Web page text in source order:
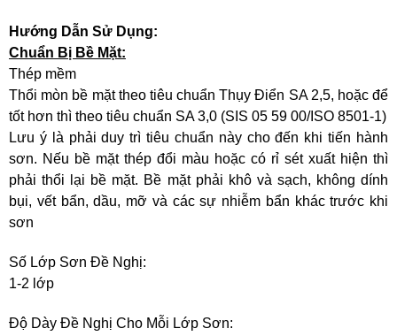
Hướng Dẫn Sử Dụng:
Chuẩn Bị Bề Mặt:
Thép mềm
Thổi mòn bề mặt theo tiêu chuẩn Thụy Điển SA 2,5, hoặc để
tốt hơn thì theo tiêu chuẩn SA 3,0 (SIS 05 59 00/ISO 8501-1)
Lưu ý là phải duy trì tiêu chuẩn này cho đến khi tiến hành
sơn. Nếu bề mặt thép đổi màu hoặc có rỉ sét xuất hiện thì
phải thổi lại bề mặt. Bề mặt phải khô và sạch, không dính
bụi, vết bẩn, dầu, mỡ và các sự nhiễm bẩn khác trước khi
sơn
Số Lớp Sơn Đề Nghị:
1-2 lớp
Độ Dày Đề Nghị Cho Mỗi Lớp Sơn: